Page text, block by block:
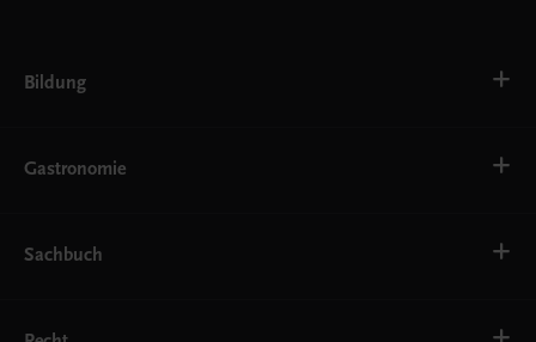
Bildung
AHS
EWF/ZWF
FW
Gastronomie
Getränke
Service
Sachbuch